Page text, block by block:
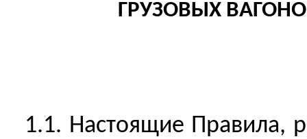
ГРУЗОВЫХ
1.1. Настоящие Правила,